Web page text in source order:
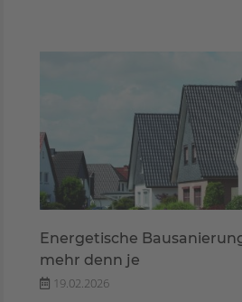
Energetische
mehr denn je
19.02.2026